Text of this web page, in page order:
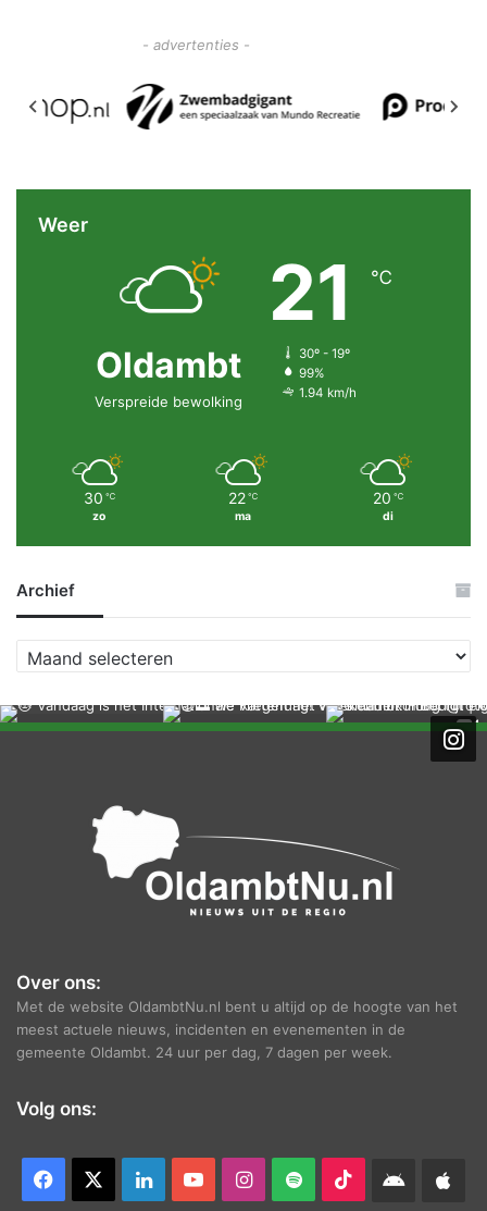
- advertenties -
Weer
Oldambt
Verspreide bewolking
21 ℃
30º - 19º
99%
1.94 km/h
30 ℃
zo
22 ℃
ma
20 ℃
di
Archief
r
h
Over ons:
Met de website OldambtNu.nl bent u altijd op de hoogte van het
meest actuele nieuws, incidenten en evenementen in de
gemeente Oldambt. 24 uur per dag, 7 dagen per week.
Volg ons:
Facebook LinkedInYouTubeInstagram
Spotify TikTokAndroid